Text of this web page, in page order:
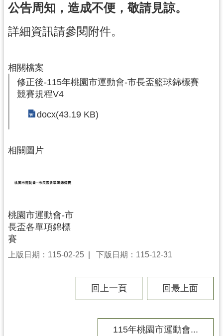
動
業
務
訊
府
公
回
首
頁
公告周知，造成不便，敬請見諒。
詳細資訊請參閱附件。
相關檔案
修正後-115年桃園市運動會-市長盃籃球錦標賽
競賽規程V4
docx(43.19 KB)
相關圖片
桃園市運動會-市
長盃各單項錦標
賽
上版日期：115-02-25 下版日期：115-12-31
回上一頁 回最上面
115年桃園市運動會...